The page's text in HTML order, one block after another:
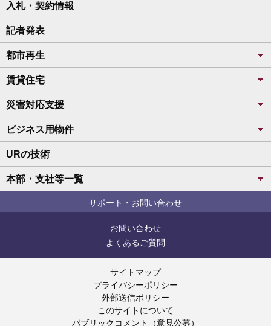
入札・契約情報
記者発表
都市再生
賃貸住宅
災害対応支援
ビジネス用物件
URの技術
本部・支社等一覧
サポート・お問い合わせ
お問い合わせ
よくあるご質問
サイトマップ
プライバシーポリシー
外部送信ポリシー
このサイトについて
パブリックコメント（意見公募）